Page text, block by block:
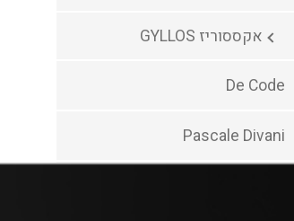
אקססוריז GYLLOS
De Code
Pascale Divani